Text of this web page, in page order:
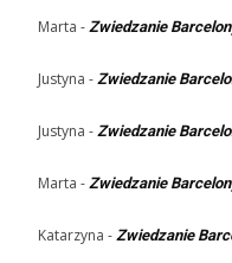
Marta - Zwiedzanie
Justyna - Zwiedzanie
Justyna - Zwiedzanie
Marta - Zwiedzanie
Katarzyna - Zwiedzanie